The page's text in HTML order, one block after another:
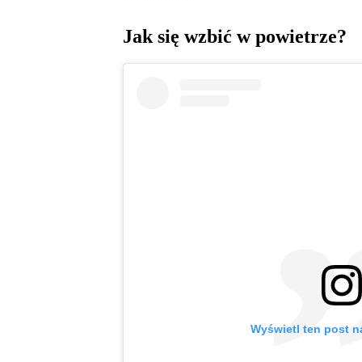
Jak się wzbić w powietrze?
Wyświetl ten post